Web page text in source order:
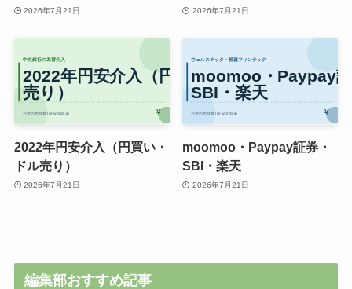
2026年7月21日 2026年7月21日
2022年円安介入（円買い・
ドル売り）
2026年7月21日
moomoo・Paypay証券・
SBI・楽天
2026年7月21日
編集部おすすめ記事